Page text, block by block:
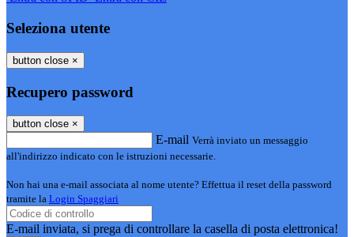
Seleziona utente
button close ×
Recupero password
button close ×
E-mail Verrà inviato un messaggio
all'indirizzo indicato con le istruzioni necessarie.
Non hai una e-mail associata al nome utente? Effettua il reset della password
tramite la Login Spaggiari
E-mail inviata, si prega di controllare la casella di posta elettronica!